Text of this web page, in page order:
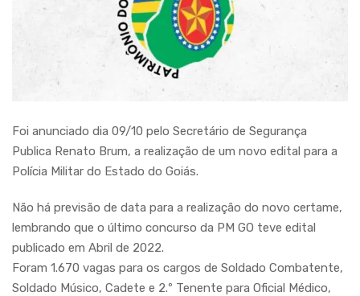
Foi anunciado dia 09/10 pelo Secretário de Segurança
Publica Renato Brum, a realização de um novo edital para a
Polícia Militar do Estado do Goiás.
Não há previsão de data para a realização do novo certame,
lembrando que o último concurso da PM GO teve edital
publicado em Abril de 2022.
Foram 1.670 vagas para os cargos de Soldado Combatente,
Soldado Músico, Cadete e 2.º Tenente para Oficial Médico,